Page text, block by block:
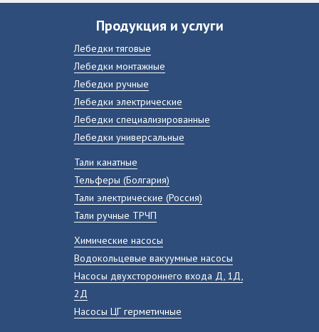
Продукция и услуги
Лебедки тяговые
Лебедки монтажные
Лебедки ручные
Лебедки электрические
Лебедки специализированные
Лебедки универсальные
Тали канатные
Тельферы (Болгария)
Тали электрические (Россия)
Тали ручные ТРЧП
Химические насосы
Водокольцевые вакуумные насосы
Насосы двухстороннего входа Д, 1Д,
2Д
Насосы ЦГ герметичные